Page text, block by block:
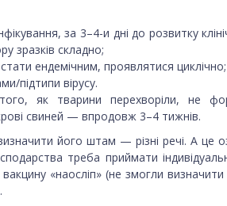
за 3–4-и дні до розвитку
зразків складно;
ендемічним, проявлятися циклічно;
підтипи вірусу.
як тварини перехворіли, не
свиней — впродовж 3–4 тижнів.
його штам — різні речі. А це
треба приймати
«наосліп» (не змогли визначити